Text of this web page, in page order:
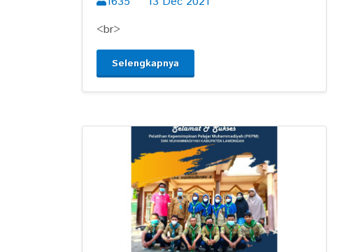
<br>
Selengkapnya